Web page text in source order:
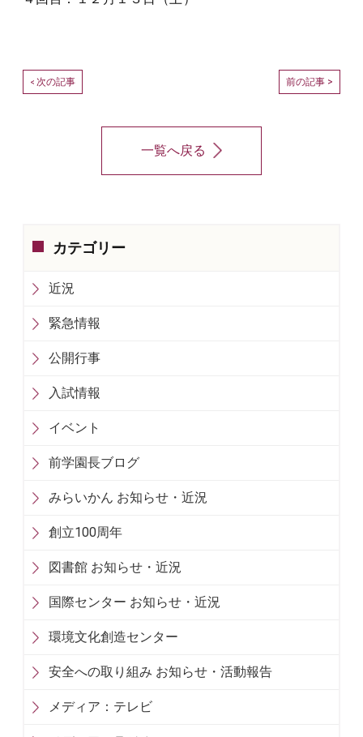
< 次の記事 前の記事 >
一覧へ戻る
カテゴリー
近況
緊急情報
公開行事
入試情報
イベント
前学園長ブログ
みらいかん お知らせ・近況
創立100周年
図書館 お知らせ・近況
国際センター お知らせ・近況
環境文化創造センター
安全への取り組み お知らせ・活動報告
メディア：テレビ